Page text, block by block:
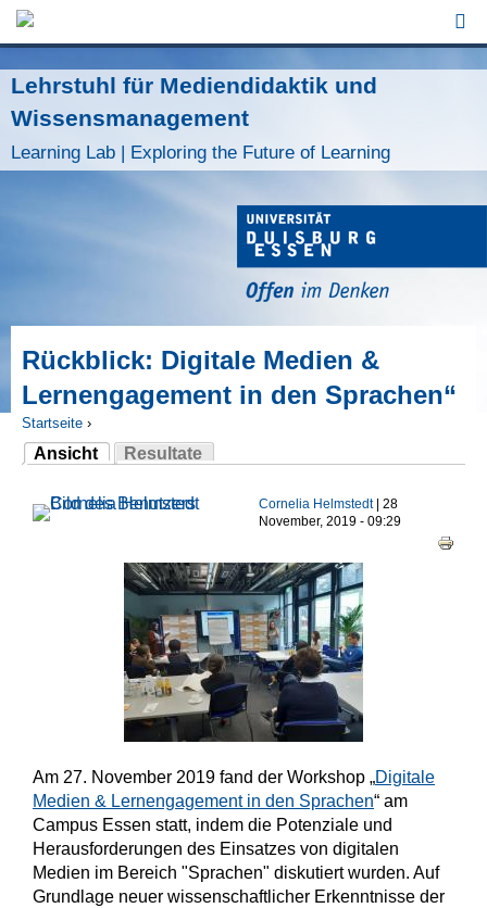
Jump to Navigation
Lehrstuhl für Mediendidaktik und
Wissensmanagement
Learning Lab | Exploring the Future of Learning
Rückblick: Digitale Medien &
Lernengagement in den Sprachen“
Sie sind hier
Startseite ›
Haupt-Reiter
Ansicht
(aktiver Reiter)
Resultate
Cornelia Helmstedt| 28
November, 2019 - 09:29
Am 27. November 2019 fand der Workshop „Digitale
Medien & Lernengagement in den Sprachen“ am
Campus Essen statt, indem die Potenziale und
Herausforderungen des Einsatzes von digitalen
Medien im Bereich "Sprachen" diskutiert wurden. Auf
Grundlage neuer wissenschaftlicher Erkenntnisse der